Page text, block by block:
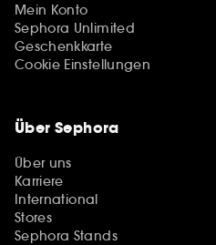
Mein Konto
Sephora Unlimited
Geschenkkarte
Cookie Einstellungen
Über Sephora
Über uns
Karriere
International
Stores
Sephora Stands